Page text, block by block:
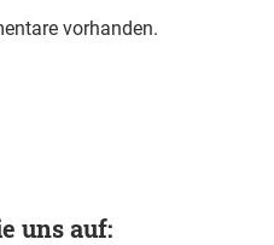
vorhanden.
uns auf: